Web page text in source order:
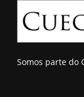
Somos parte do